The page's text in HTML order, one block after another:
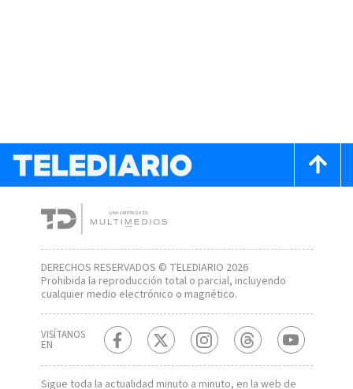
DERECHOS RESERVADOS © TELEDIARIO 2026
Prohibida la reproducción total o parcial, incluyendo
cualquier medio electrónico o magnético.
VISÍTANOS
EN
Sigue toda la actualidad minuto a minuto, en la web de